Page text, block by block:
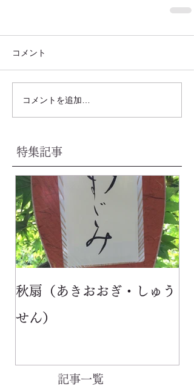
コメント
コメントを追加…
特集記事
秋扇（あきおおぎ・しゅう
せん）
記事一覧